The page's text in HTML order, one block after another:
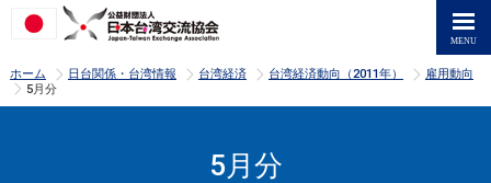
ホーム >
日台関係・台湾情報 >
台湾経済 >
台湾経済動向（2011年） >
雇用動向
>
5月分
5月分